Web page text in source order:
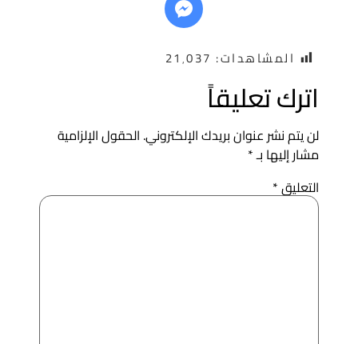
المشاهدات: 21٬037
تعليقاً
يتم نشر عنوان بريدك الإلكتروني.الحقول الإلزامية
إليها بـ*
*